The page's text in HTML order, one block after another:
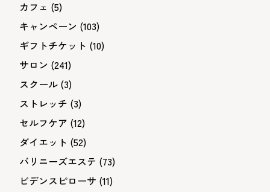
カフェ (5)
キャンペーン (103)
ギフトチケット (10)
サロン (241)
スクール (3)
ストレッチ (3)
セルフケア (12)
ダイエット (52)
バリニーズエステ (73)
ビデンスピローサ (11)